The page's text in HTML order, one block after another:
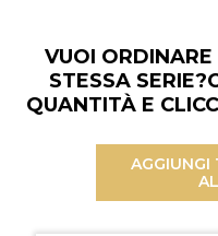
VUOI
STESSA SERIE?
QUANTITÀ E
AGGIUNGI